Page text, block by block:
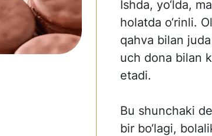
Ishda, yo‘lda,
holatda o‘rinli.
qahva bilan
uch dona bilan
etadi.
Bu shunchaki
bir bo‘lagi,